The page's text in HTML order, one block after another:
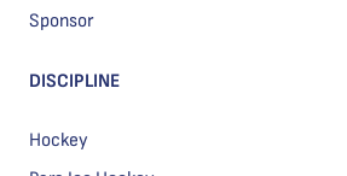
Sponsor
DISCIPLINE
Hockey